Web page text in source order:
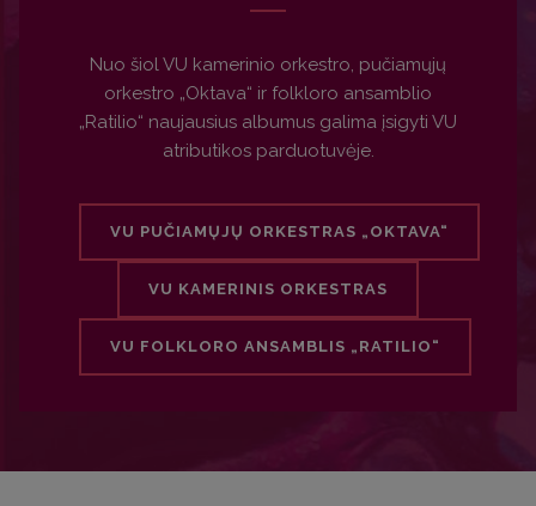
Nuo šiol VU kamerinio orkestro, pučiamųjų
orkestro „Oktava“ ir folkloro ansamblio
„Ratilio“ naujausius albumus galima įsigyti VU
atributikos parduotuvėje.
VU PUČIAMŲJŲ ORKESTRAS „OKTAVA“
VU KAMERINIS ORKESTRAS
VU FOLKLORO ANSAMBLIS „RATILIO“